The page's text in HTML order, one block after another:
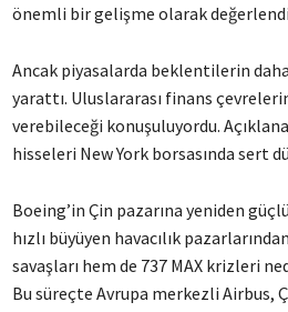
önemli bir gelişme olarak
Ancak piyasalarda beklentilerin daha
yarattı. Uluslararası finans
verebileceği konuşuluyordu.
hisseleri New York borsasında sert
Boeing’in Çin pazarına yeniden
hızlı büyüyen havacılık
savaşları hem de 737 MAX krizleri
Bu süreçte Avrupa merkezli Airbus,